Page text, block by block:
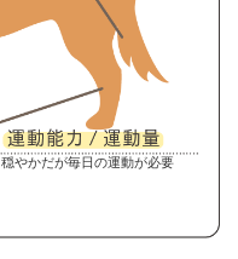
穏やかだが毎日の運動が必要